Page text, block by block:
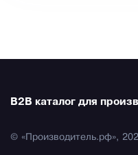
B2B каталог для
© «Производитель.рф»,